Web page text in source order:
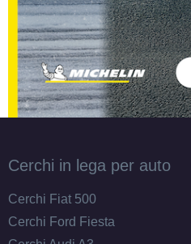
Cerchi in lega per auto
Cerchi Fiat 500
Cerchi Ford Fiesta